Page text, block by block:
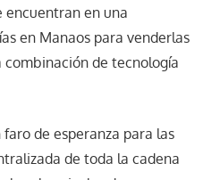
encuentran en una
en Manaos para venderlas
combinación de tecnología
de esperanza para las
de toda la cadena